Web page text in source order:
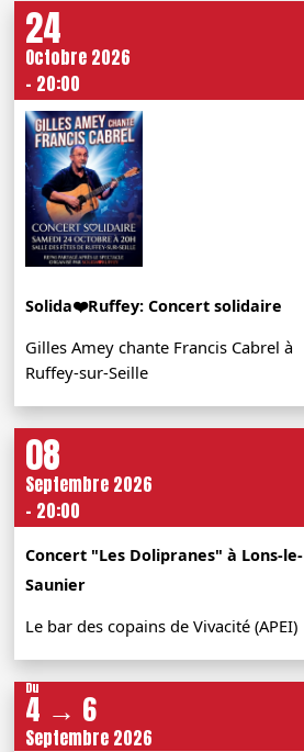
24
Octobre 2026
- 20:00
Solida❤️Ruffey: Concert solidaire
Gilles Amey chante Francis Cabrel à
Ruffey-sur-Seille
08
Septembre 2026
- 20:00
Concert "Les Dolipranes" à Lons-le-
Saunier
Le bar des copains de Vivacité (APEI)
Du
4 → 6
Septembre 2026